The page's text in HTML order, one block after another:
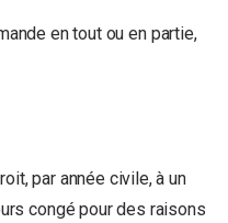
en tout ou en partie,
par année civile, à un
congé pour des raisons